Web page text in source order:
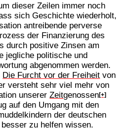
dieser Zeilen immer noch
sich Geschichte wiederholt,
antreibende perverse
der Finanzierung des
durch positive Zinsen am
jegliche politische und
abgenommen werden.
Die Furcht vor der Freiheit von
versteht sehr viel mehr von
unsererZeitgenossen[+]
auf den Umgang mit den
der deutschen
zu helfen wissen.